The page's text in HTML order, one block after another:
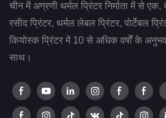
चीन में अग्रणी थर्मल प्रिंटर निर्माता में से एक,
रसीद प्रिंटर, थर्मल लेबल प्रिंटर, पोर्टेबल
कियोस्क प्रिंटर में 10 से अधिक वर्षों के
साथ।